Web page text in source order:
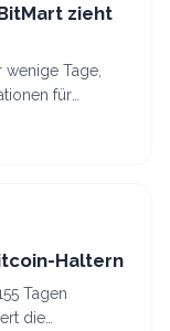
zieht
Tage,
für
nun die
Haltern
Tagen
die